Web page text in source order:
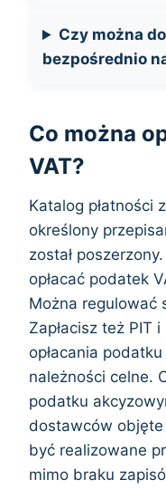
Czy można
bezpośrednio
Co można
VAT?
Katalog płatności
określony
został
opłacać podatek
Można regulować
Zapłacisz też PIT
opłacania
należności celne.
podatku
dostawców objęte
być realizowane
mimo braku